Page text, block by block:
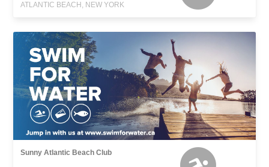
ATLANTIC BEACH, NEW YORK
Sunny Atlantic Beach Club